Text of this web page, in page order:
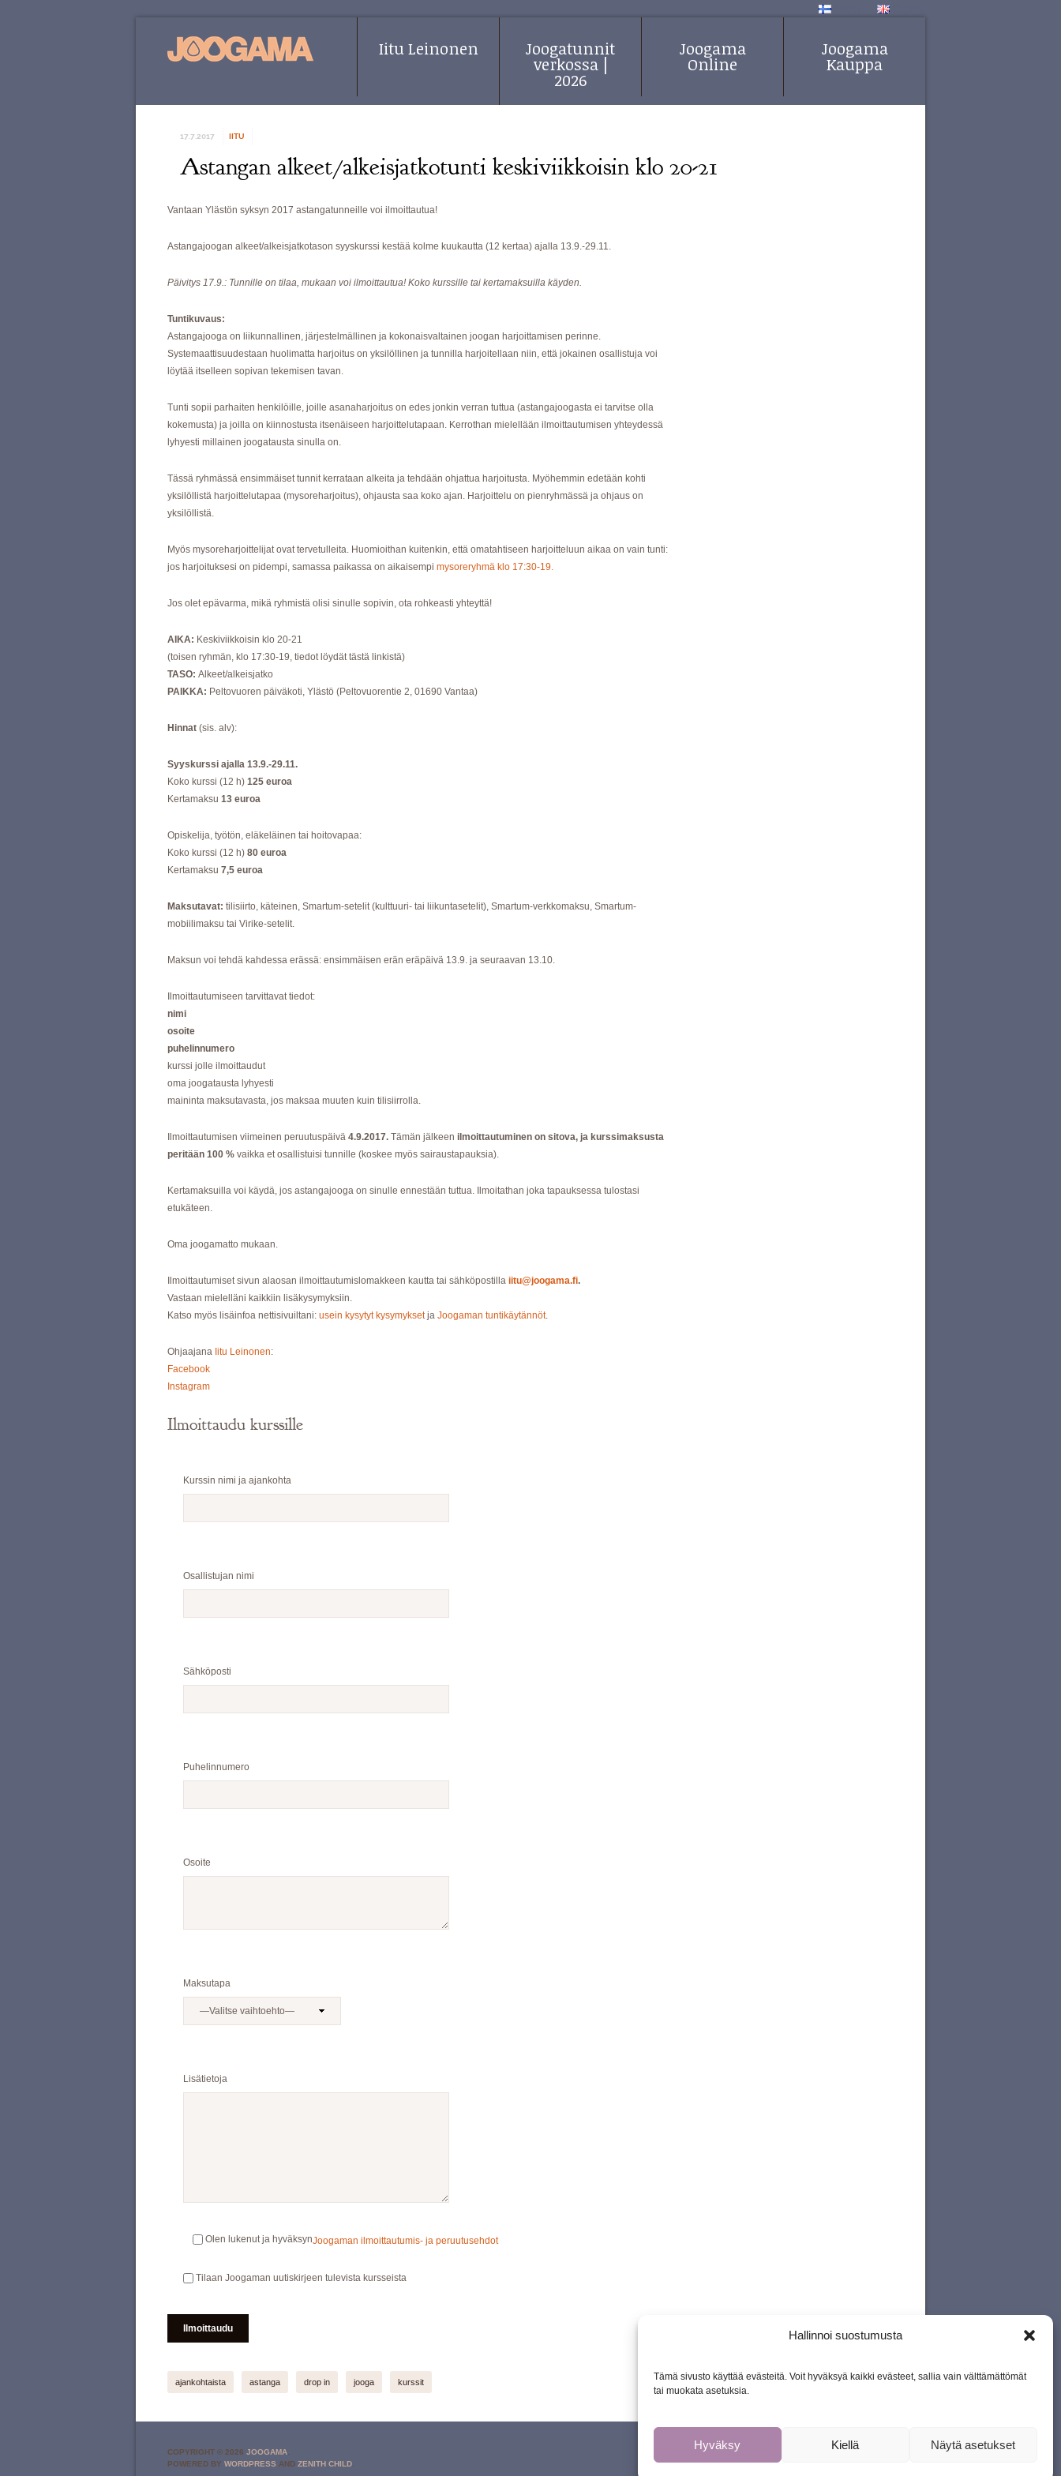
Hallinnoi suostumusta
Tämä sivusto käyttää evästeitä. Voit hyväksyä kaikki evästeet, sallia vain välttämättömät
tai muokata asetuksia.
Hyväksy Kiellä Näytä asetukset
Iitu Leinonen Joogatunnit
verkossa |
2026
Joogama
Online
Joogama
Kauppa
17.7.2017 IITU
Astangan alkeet/alkeisjatkotunti keskiviikkoisin klo 20-21
Vantaan Ylästön syksyn 2017 astangatunneille voi ilmoittautua!
Astangajoogan alkeet/alkeisjatkotason syyskurssi kestää kolme kuukautta (12 kertaa) ajalla 13.9.-29.11.
Päivitys 17.9.: Tunnille on tilaa, mukaan voi ilmoittautua! Koko kurssille tai kertamaksuilla käyden.
Tuntikuvaus:
Astangajooga on liikunnallinen, järjestelmällinen ja kokonaisvaltainen joogan harjoittamisen perinne.
Systemaattisuudestaan huolimatta harjoitus on yksilöllinen ja tunnilla harjoitellaan niin, että jokainen osallistuja voi
löytää itselleen sopivan tekemisen tavan.
Tunti sopii parhaiten henkilöille, joille asanaharjoitus on edes jonkin verran tuttua (astangajoogasta ei tarvitse olla
kokemusta) ja joilla on kiinnostusta itsenäiseen harjoittelutapaan. Kerrothan mielellään ilmoittautumisen yhteydessä
lyhyesti millainen joogatausta sinulla on.
Tässä ryhmässä ensimmäiset tunnit kerrataan alkeita ja tehdään ohjattua harjoitusta. Myöhemmin edetään kohti
yksilöllistä harjoittelutapaa (mysoreharjoitus), ohjausta saa koko ajan. Harjoittelu on pienryhmässä ja ohjaus on
yksilöllistä.
Myös mysoreharjoittelijat ovat tervetulleita. Huomioithan kuitenkin, että omatahtiseen harjoitteluun aikaa on vain tunti:
jos harjoituksesi on pidempi, samassa paikassa on aikaisempi mysoreryhmä klo 17:30-19.
Jos olet epävarma, mikä ryhmistä olisi sinulle sopivin, ota rohkeasti yhteyttä!
AIKA: Keskiviikkoisin klo 20-21
(toisen ryhmän, klo 17:30-19, tiedot löydät tästä linkistä)
TASO: Alkeet/alkeisjatko
PAIKKA: Peltovuoren päiväkoti, Ylästö (Peltovuorentie 2, 01690 Vantaa)
Hinnat (sis. alv):
Syyskurssi ajalla 13.9.-29.11.
Koko kurssi (12 h) 125 euroa
Kertamaksu 13 euroa
Opiskelija, työtön, eläkeläinen tai hoitovapaa:
Koko kurssi (12 h) 80 euroa
Kertamaksu 7,5 euroa
Maksutavat: tilisiirto, käteinen, Smartum-setelit (kulttuuri- tai liikuntasetelit), Smartum-verkkomaksu, Smartum-
mobiilimaksu tai Virike-setelit.
Maksun voi tehdä kahdessa erässä: ensimmäisen erän eräpäivä 13.9. ja seuraavan 13.10.
Ilmoittautumiseen tarvittavat tiedot:
nimi
osoite
puhelinnumero
kurssi jolle ilmoittaudut
oma joogatausta lyhyesti
maininta maksutavasta, jos maksaa muuten kuin tilisiirrolla.
Ilmoittautumisen viimeinen peruutuspäivä 4.9.2017. Tämän jälkeen ilmoittautuminen on sitova, ja kurssimaksusta
peritään 100 % vaikka et osallistuisi tunnille (koskee myös sairaustapauksia).
Kertamaksuilla voi käydä, jos astangajooga on sinulle ennestään tuttua. Ilmoitathan joka tapauksessa tulostasi
etukäteen.
Oma joogamatto mukaan.
Ilmoittautumiset sivun alaosan ilmoittautumislomakkeen kautta tai sähköpostilla iitu@joogama.fi.
Vastaan mielelläni kaikkiin lisäkysymyksiin.
Katso myös lisäinfoa nettisivuiltani: usein kysytyt kysymyksetja Joogaman tuntikäytännöt.
Ohjaajana Iitu Leinonen:
Facebook
Instagram
Ilmoittaudu kurssille
Kurssin nimi ja ajankohta
Osallistujan nimi
Sähköposti
Puhelinnumero
Osoite
Maksutapa
Lisätietoja
Olen lukenut ja hyväksynJoogaman ilmoittautumis- ja peruutusehdot
Tilaan Joogaman uutiskirjeen tulevista kursseista
ajankohtaista astanga drop in jooga kurssit
COPYRIGHT © 2026 JOOGAMA
POWERED BY WORDPRESS AND ZENITH CHILD